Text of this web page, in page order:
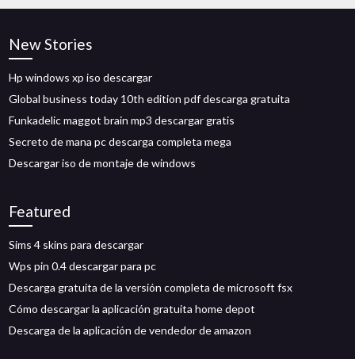
New Stories
Hp windows xp iso descargar
Global business today 10th edition pdf descarga gratuita
Funkadelic maggot brain mp3 descargar gratis
Secreto de mana pc descarga completa mega
Descargar iso de montaje de windows
Featured
Sims 4 skins para descargar
Wps pin 0.4 descargar para pc
Descarga gratuita de la versión completa de microsoft fsx
Cómo descargar la aplicación gratuita home depot
Descarga de la aplicación de vendedor de amazon